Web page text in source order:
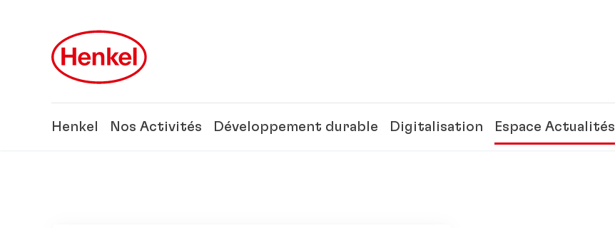
Henkel Nos Activités Développement durable Digitalisation Espace Actualités